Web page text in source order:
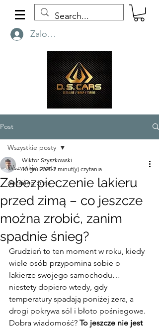
Zaloguj się
Post
Wszystkie posty
detailing zimą
Wszystkie posty
Zabezpieczenie lakieru
przed zimą – co jeszcze
można zrobić, zanim
spadnie śnieg?
Wiktor Szyszkowski
10 gru 2025 2 minut(y) czytania
Grudzień to ten moment w roku, kiedy
wiele osób przypomina sobie o
lakierze swojego samochodu…
niestety dopiero wtedy, gdy
temperatury spadają poniżej zera, a
drogi pokrywa sól i błoto pośniegowe.
Dobra wiadomość? To jeszcze nie jest